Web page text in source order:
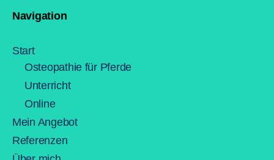
Navigation
Start
Osteopathie für Pferde
Unterricht
Online
Mein Angebot
Referenzen